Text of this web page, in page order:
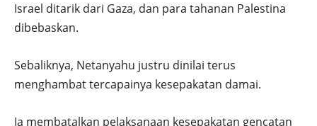
Israel ditarik dari Gaza, dan para tahanan Palestina
dibebaskan.
Sebaliknya, Netanyahu justru dinilai terus
menghambat tercapainya kesepakatan damai.
Ia membatalkan pelaksanaan kesepakatan gencatan